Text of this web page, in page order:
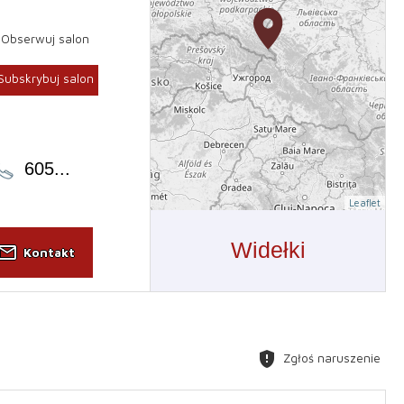
Obserwuj salon
salon
605...
Kontakt
Leaflet
Widełki
gpp_maybe Zgłoś naruszenie